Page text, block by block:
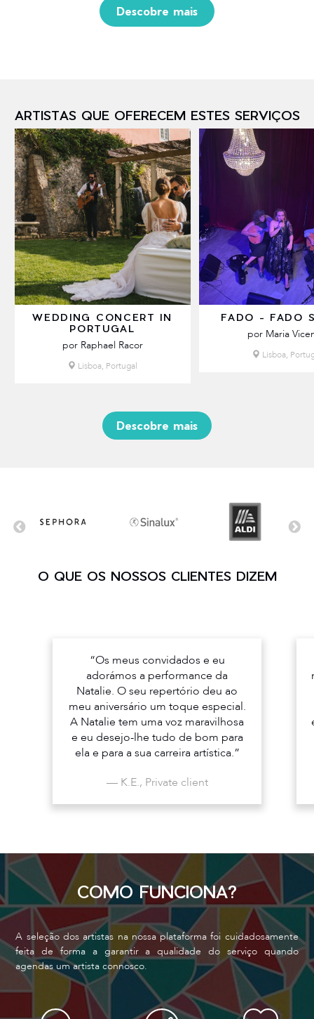
Descobre mais
ARTISTAS QUE OFERECEM ESTES SERVIÇOS
WEDDING CONCERT IN
PORTUGAL
por Raphael Racor
Lisboa, Portugal
FADO - FADO
por Maria
Lisboa,
Descobre mais
O QUE OS NOSSOS CLIENTES DIZEM
“Os meus convidados e eu
adorámos a performance da
Natalie. O seu repertório deu ao
meu aniversário um toque especial.
A Natalie tem uma voz maravilhosa
e eu desejo-lhe tudo de bom para
ela e para a sua carreira artística.”
— K.E., Private client
COMO FUNCIONA?
A seleção dos artistas na nossa plataforma foi cuidadosamente
feita de forma a garantir a qualidade do serviço quando
agendas um artista connosco.